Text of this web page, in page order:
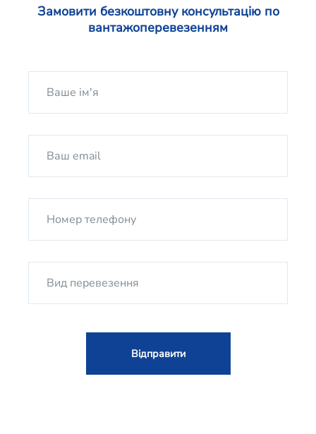
Замовити безкоштовну консультацію по
вантажоперевезенням